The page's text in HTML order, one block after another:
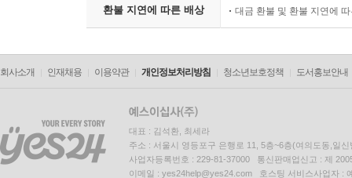
환불 지연에 따른 배상 대금 환불 및 환불 지연에
회사소개 인재채용 이용약관 개인정보처리방침 청소년보호정책 도서홍보안내
대표 : 김석환, 최세라
주소 : 서울시 영등포구 은행로 11, 5층~6층(여의도동,일신
사업자등록번호 : 229-81-37000 통신판매업신고 : 제
이메일 : yes24help@yes24.com 호스팅 서비스사업자 :